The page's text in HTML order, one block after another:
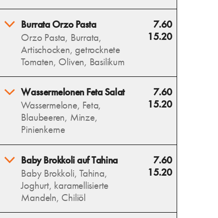
Burrata Orzo Pasta
Orzo Pasta, Burrata,
Artischocken, getrocknete
Tomaten, Oliven, Basilikum
7.60
15.20
Allergens
Burrata Orzo Pasta vereint
cremige Burrata, zarte Orzo,
aromatische Artischocken,
getrocknete Tomaten, Oliven
und frischen Basilikum – ein
mediterraner Genuss.
Wassermelonen Feta Salat
Wassermelone, Feta,
Blaubeeren, Minze,
Pinienkerne
7.60
15.20
Erfrischende Wassermelone,
salziger Feta und süße
Blaubeeren vereinen sich mit
Minze zu einem sommerlich-
leichten Salat.
Baby Brokkoli auf Tahina
Baby Brokkoli, Tahina,
Joghurt, karamellisierte
Mandeln, Chiliöl
7.60
15.20